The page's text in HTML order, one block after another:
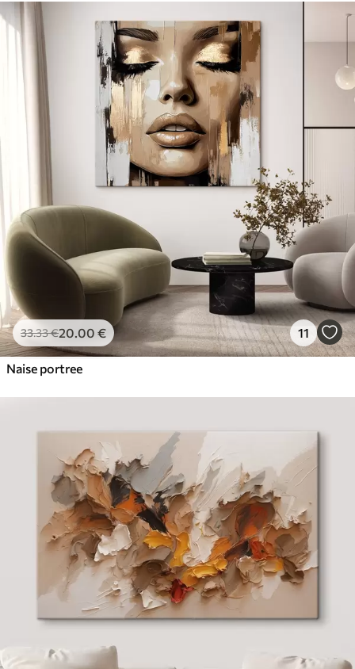
33.33€20.00 € 11
Naise portree